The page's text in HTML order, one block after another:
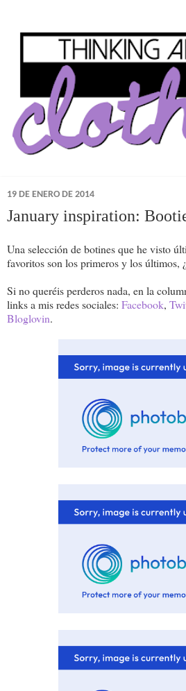
19 DE ENERO DE 2014
January inspiration:
Una selección de botines que he visto
favoritos son los primeros y los últimos,
Si no queréis perderos nada, en la
links a mis redes sociales: Facebook,
Bloglovin.